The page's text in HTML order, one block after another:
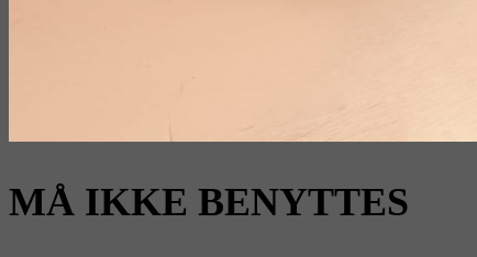
MÅ IKKE BENYTTES